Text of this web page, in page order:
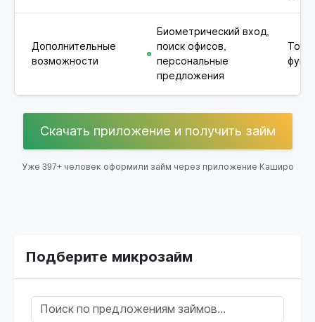
Дополнительные
возможности
Биометрический вход,
поиск офисов,
персональные
предложения
Скачать приложение и получить займ
Уже 397+ человек оформили займ через приложение Каширо
Подберите микрозайм